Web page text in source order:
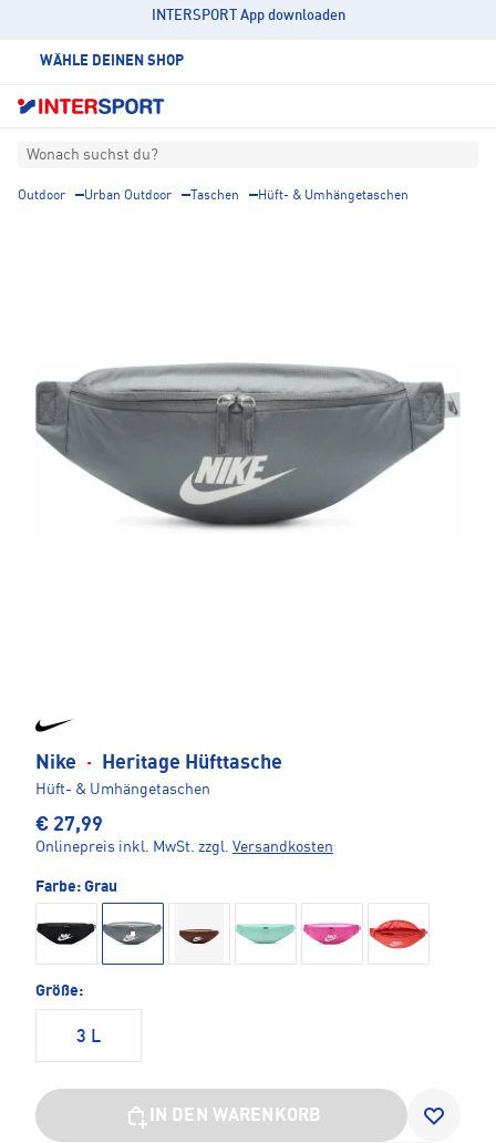
INTERSPORT App downloaden
WÄHLE DEINEN SHOP
Wonach suchst du?
Outdoor Urban Outdoor Taschen Hüft- & Umhängetaschen
Nike · Heritage Hüfttasche
Hüft- & Umhängetaschen
€ 27,99
Onlinepreis inkl. MwSt. zzgl. Versandkosten
Farbe: Grau
Größe:
3 L
IN DEN WARENKORB